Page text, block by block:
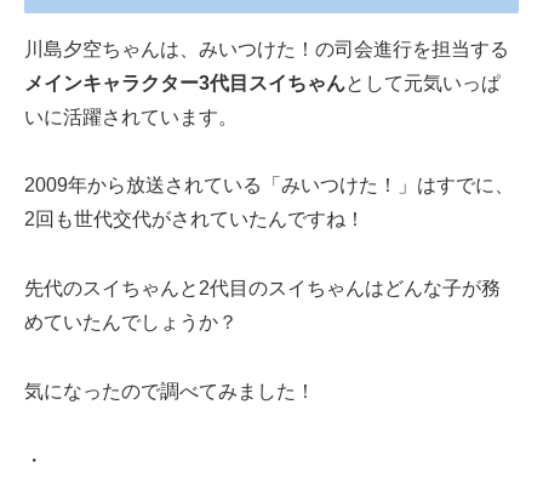
川島夕空ちゃんは、みいつけた！の司会進行を担当する
メインキャラクター3代目スイちゃんとして元気いっぱ
いに活躍されています。
2009年から放送されている「みいつけた！」はすでに、
2回も世代交代がされていたんですね！
先代のスイちゃんと2代目のスイちゃんはどんな子が務
めていたんでしょうか？
気になったので調べてみました！
・